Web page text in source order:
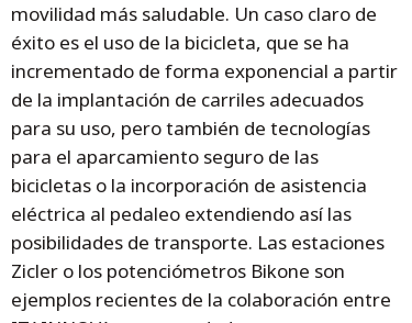
movilidad más saludable. Un caso claro de
éxito es el uso de la bicicleta, que se ha
incrementado de forma exponencial a partir
de la implantación de carriles adecuados
para su uso, pero también de tecnologías
para el aparcamiento seguro de las
bicicletas o la incorporación de asistencia
eléctrica al pedaleo extendiendo así las
posibilidades de transporte. Las estaciones
Zicler o los potenciómetros Bikone son
ejemplos recientes de la colaboración entre